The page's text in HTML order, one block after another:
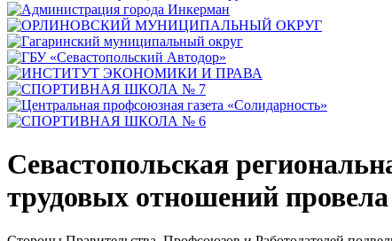
Севастопольская
трудовых отношений провела